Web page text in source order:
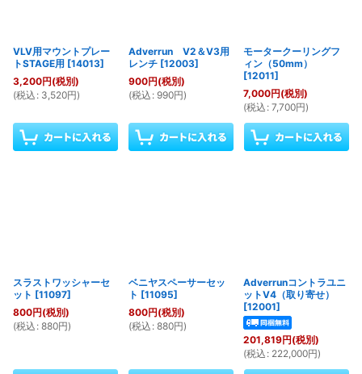
VLV用マウントプレー
トSTAGE用 [14013]
3,200円(税別)
(税込 : 3,520円)
Adverrun V2＆V3用
レンチ [12003]
900円(税別)
(税込 : 990円)
モータークーリングフ
ィン（50mm）
[12011]
7,000円(税別)
(税込 : 7,700円)
スラストワッシャーセ
ット [11097]
800円(税別)
(税込 : 880円)
ベニヤスペーサーセッ
ト [11095]
800円(税別)
(税込 : 880円)
Adverrunコントラユニ
ットV4（取り寄せ）
[12001]
201,819円(税別)
(税込 : 222,000円)